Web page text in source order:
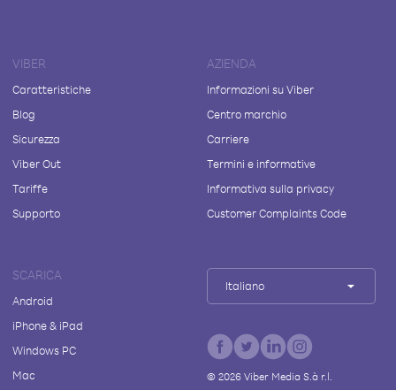
VIBER
Caratteristiche
Blog
Sicurezza
Viber Out
Tariffe
Supporto
AZIENDA
Informazioni su Viber
Centro marchio
Carriere
Termini e informative
Informativa sulla privacy
Customer Complaints Code
SCARICA
Android
iPhone & iPad
Windows PC
Mac
Italiano
© 2026Viber Media S.à r.l.